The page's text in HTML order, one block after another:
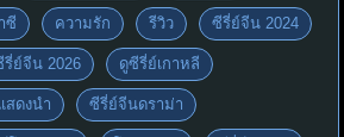
ซี ความรัก รีวิว ซีรี่ย์จีน 2024
รี่ย์จีน 2026 ดูซีรี่ย์เกาหลี
สดงนำ ซีรี่ย์จีนดราม่า